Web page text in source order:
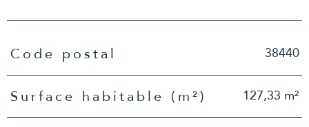
TRAD_PAMPERO_Caracteristique
Code postal 38440
Surface habitable (m²) 127,33 m²